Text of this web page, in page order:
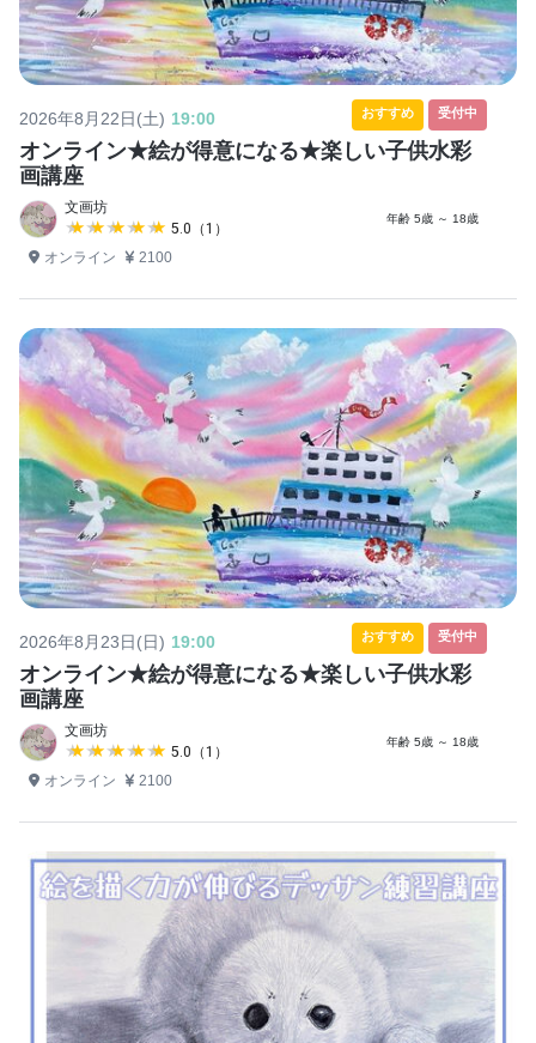
2026年8月22日(土) 19:00 おすすめ 受付中
オンライン★絵が得意になる★楽しい子供水彩
画講座
文画坊
★★★★★
★★★★★ 5.0（1） 年齢 5歳 ～ 18歳
オンライン 2100
2026年8月23日(日) 19:00 おすすめ 受付中
オンライン★絵が得意になる★楽しい子供水彩
画講座
文画坊
★★★★★
★★★★★ 5.0（1） 年齢 5歳 ～ 18歳
オンライン 2100